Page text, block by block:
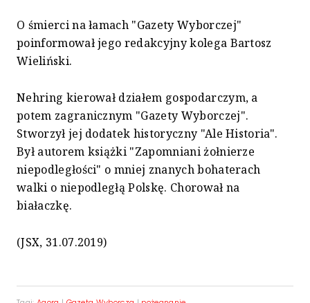
O śmierci na łamach "Gazety Wyborczej"
poinformował jego redakcyjny kolega Bartosz
Wieliński.
Nehring kierował działem gospodarczym, a
potem zagranicznym "Gazety Wyborczej".
Stworzył jej dodatek historyczny "Ale Historia".
Był autorem książki "Zapomniani żołnierze
niepodległości" o mniej znanych bohaterach
walki o niepodległą Polskę. Chorował na
białaczkę.
(JSX, 31.07.2019)